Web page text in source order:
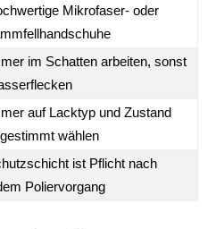
Mikrofaser- oder
im Schatten arbeiten, sonst
auf Lacktyp und Zustand
wählen
ist Pflicht nach
Poliervorgang